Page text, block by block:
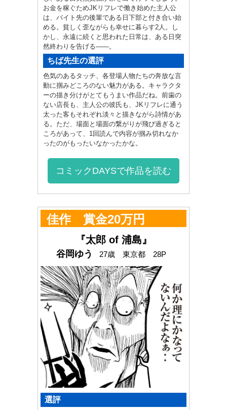
お金を稼ぐためJKリフレで働き始めた主人公
は、バイト先の後輩である日下部と付き合い始
める。貧しく歪ながらも幸せに暮らす2人。し
かし、永遠に続くと思われた日常は、ある日突
然終わりを告げる——。
ちば先生の選評
色気のあるタッチ、各登場人物たちの奔放な言
動に掴みどころのない魅力がある。キャラクタ
ーの描き分けがとてもうまい作品だね。前歯の
ない店長も、主人公の彼氏も、JKリフレに通う
太った客もそれぞれ淡々と描きながら詩情があ
る。ただ、場面と場面の繋がりが飛び過ぎると
ころがあって、1回読んで内容が掴み切れなか
ったのがもったいなかったかな。
コミックDAYSで作品を読む
佳作 賞金20万円
『太郎 of 浦島』
谷岡ゆう 27歳 東京都 28P
選評